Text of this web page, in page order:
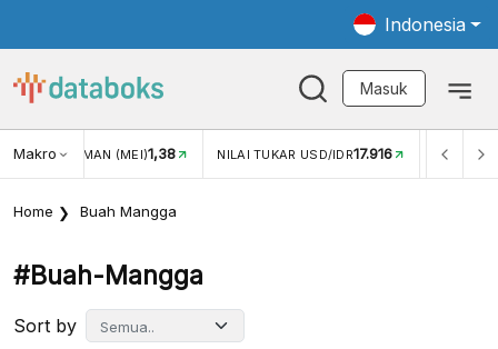
Indonesia
Masuk
Makro
USD/IDR 17.916 INFLASI YOY (JUL)2,88% INFLASI MOM (JUL)
Home Buah Mangga
#buah-Mangga
Sort by